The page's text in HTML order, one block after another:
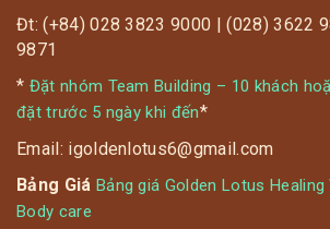
Đt: (+84) 028 3823 9000 | (028) 3622
9871
* Đặt nhóm Team Building – 10 khách
đặt trước 5 ngày khi đến*
Email: igoldenlotus6@gmail.com
Bảng Giá Bảng giá Golden Lotus
Body care